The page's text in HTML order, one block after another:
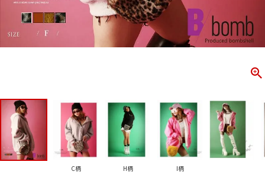
CONTENTS
ス
ス
新作
トップス
ボトムス
C柄 H柄 I柄